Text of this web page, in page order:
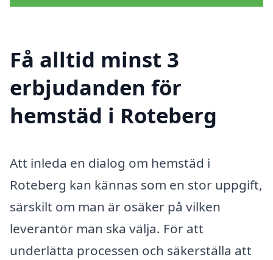
Få alltid minst 3
erbjudanden för
hemstäd i Roteberg
Att inleda en dialog om hemstäd i
Roteberg kan kännas som en stor uppgift,
särskilt om man är osäker på vilken
leverantör man ska välja. För att
underlätta processen och säkerställa att